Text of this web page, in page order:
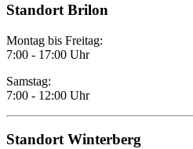
Standort Brilon
Montag bis Freitag:
7:00 - 17:00 Uhr
Samstag:
7:00 - 12:00 Uhr
Standort Winterberg